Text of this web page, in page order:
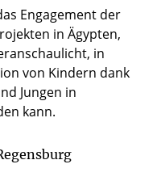
Engagement der
in Ägypten,
in
von Kindern dank
Jungen in
kann.